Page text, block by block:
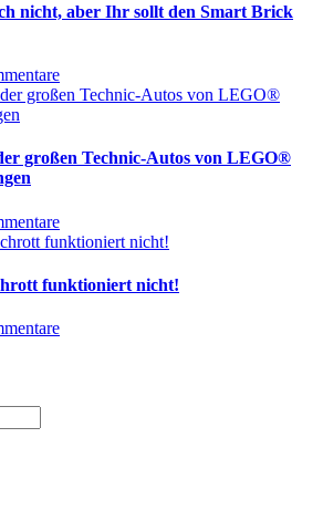
nicht, aber Ihr sollt den Smart Brick
großen Technic-Autos von LEGO®
funktioniert nicht!